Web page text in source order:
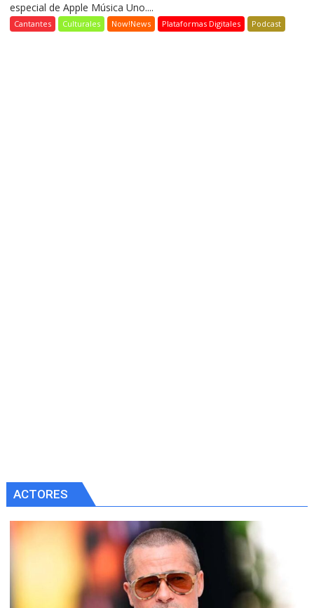
especial de Apple Música Uno....
Cantantes Culturales Now!News Plataformas Digitales Podcast
ACTORES